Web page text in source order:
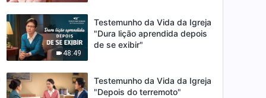
48:49
Testemunho da Vida da Igreja
"Dura lição aprendida depois
de se exibir"
Testemunho da Vida da Igreja
"Depois do terremoto"